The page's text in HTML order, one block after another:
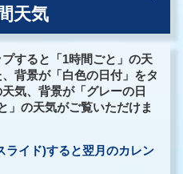
天気
すると「1時間ごと」の天
背景が「白色の日付」をタ
気、背景が「グレーの日
」の天気がご覧いただけま
ライド)すると翌月のカレン